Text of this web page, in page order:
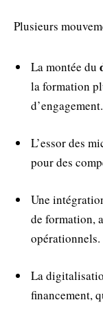
Plusieurs
La montée du
la formation
d’engagement.
L’essor des
pour des
Une
de formation,
opérationnels.
La
financement,